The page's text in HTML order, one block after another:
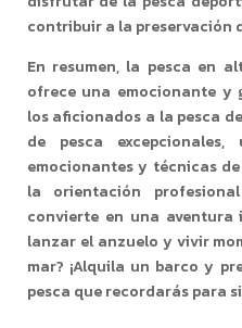
contribuir a la preservación
En resumen, la pesca en
ofrece una emocionante y
los aficionados a la pesca
de pesca
emocionantes y técnicas
la orientación
convierte en una aventura
lanzar el anzuelo y vivir
mar? ¡Alquila un barco y
pesca que recordarás para